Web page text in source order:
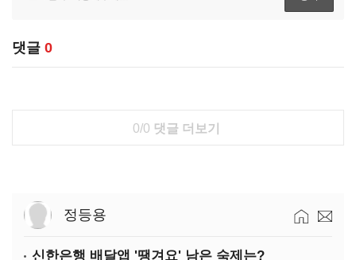
댓글 0
0/0 댓글 더보기
정등용
신한은행 배달앱 '땡겨요' 남은 숙제는?